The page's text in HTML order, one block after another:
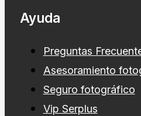
Ayuda
Preguntas
Asesoramiento
Seguro fotográfico
Vip Serplus